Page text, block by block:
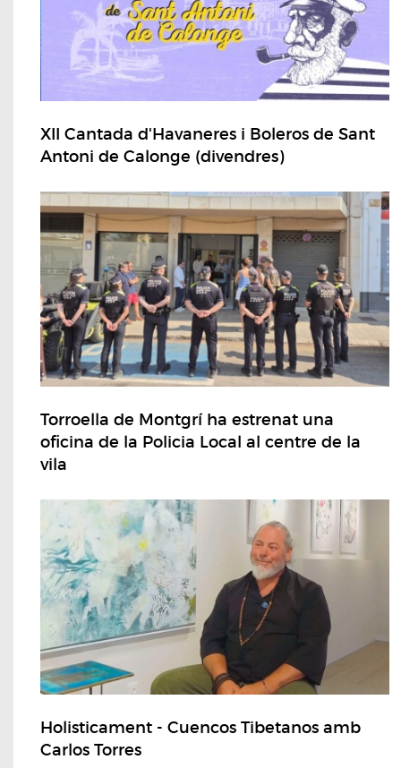
XII Cantada d'Havaneres i Boleros de Sant
Antoni de Calonge (divendres)
Torroella de Montgrí ha estrenat una
oficina de la Policia Local al centre de la
vila
Holisticament - Cuencos Tibetanos amb
Carlos Torres